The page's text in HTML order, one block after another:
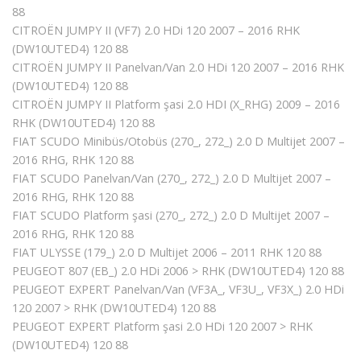
88
CITROËN JUMPY II (VF7) 2.0 HDi 120 2007 – 2016 RHK
(DW10UTED4) 120 88
CITROËN JUMPY II Panelvan/Van 2.0 HDi 120 2007 – 2016 RHK
(DW10UTED4) 120 88
CITROËN JUMPY II Platform şasi 2.0 HDI (X_RHG) 2009 – 2016
RHK (DW10UTED4) 120 88
FIAT SCUDO Minibüs/Otobüs (270_, 272_) 2.0 D Multijet 2007 –
2016 RHG, RHK 120 88
FIAT SCUDO Panelvan/Van (270_, 272_) 2.0 D Multijet 2007 –
2016 RHG, RHK 120 88
FIAT SCUDO Platform şasi (270_, 272_) 2.0 D Multijet 2007 –
2016 RHG, RHK 120 88
FIAT ULYSSE (179_) 2.0 D Multijet 2006 – 2011 RHK 120 88
PEUGEOT 807 (EB_) 2.0 HDi 2006 > RHK (DW10UTED4) 120 88
PEUGEOT EXPERT Panelvan/Van (VF3A_, VF3U_, VF3X_) 2.0 HDi
120 2007 > RHK (DW10UTED4) 120 88
PEUGEOT EXPERT Platform şasi 2.0 HDi 120 2007 > RHK
(DW10UTED4) 120 88